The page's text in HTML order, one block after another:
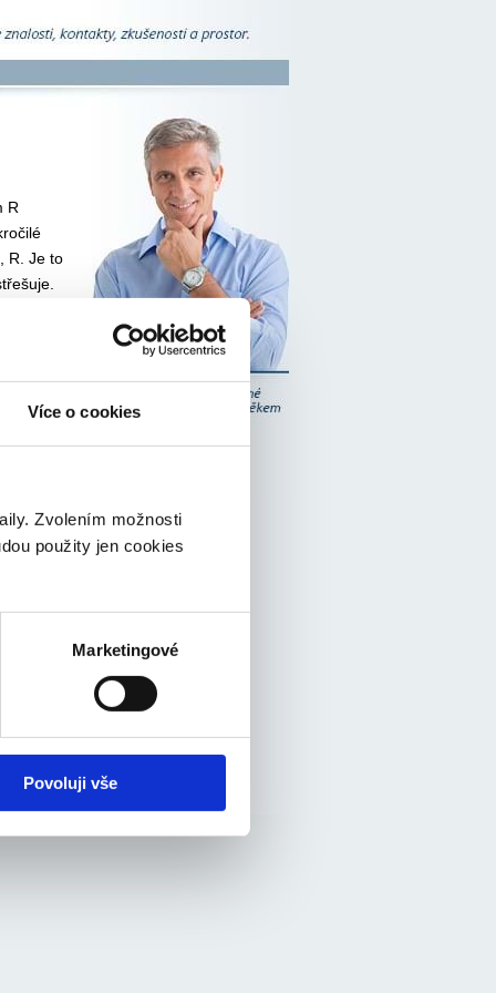
Více o cookies
Zvolením možnosti
použity jen cookies
Marketingové
Povoluji vše
R
R. Je to
R je
nyní